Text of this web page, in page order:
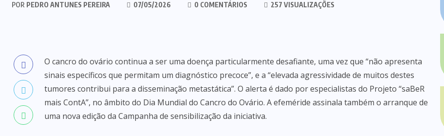
POR PEDRO ANTUNES PEREIRA 07/05/2026 0 COMENTÁRIOS 257 VISUALIZAÇÕES
O cancro do ovário continua a ser uma doença particularmente desafiante, uma vez que “não apresenta
sinais específicos que permitam um diagnóstico precoce”, e a “elevada agressividade de muitos destes
tumores contribui para a disseminação metastática”. O alerta é dado por especialistas do Projeto “saBeR
mais ContA”, no âmbito do Dia Mundial do Cancro do Ovário. A efeméride assinala também o arranque de
uma nova edição da Campanha de sensibilização da iniciativa.